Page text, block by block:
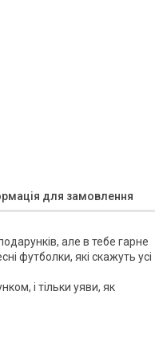
для замовлення
але в тебе гарне
футболки, які скажуть усі
і тільки уяви, як